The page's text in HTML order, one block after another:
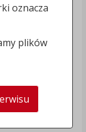
oznacza
plików